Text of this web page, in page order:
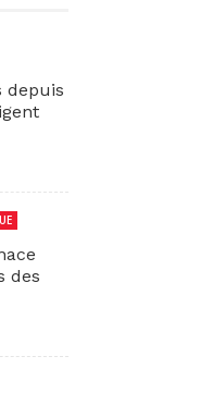
depuis
des